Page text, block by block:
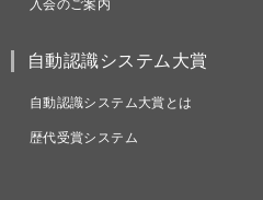
入会のご案内
自動認識システム大賞
自動認識システム大賞とは
歴代受賞システム